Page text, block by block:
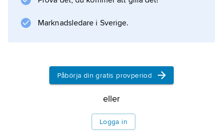
konformationsförändring (jämför
konformation).
elektrisk impuls, vilken fortleds via näthinnans
nervceller till hjärnan.
Information om artikeln
Marknadsledare i Sverige.
Påbörja din gratis provperiod
eller
Logga in